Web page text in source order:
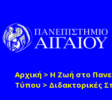
Παράκαμψη προς το κυρίως
Είστε εδώ
Αρχική > Η Ζωή στο
Τύπου > Διδακτορικές